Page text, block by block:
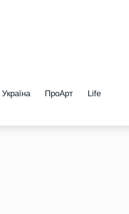
Україна ПроАрт Life